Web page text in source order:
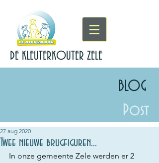
DE KLEUTERKOUTER ZELE
BLOG
Post
Twee nieuwe brugfiguren...
27 aug 2020
In onze gemeente Zele werden er 2